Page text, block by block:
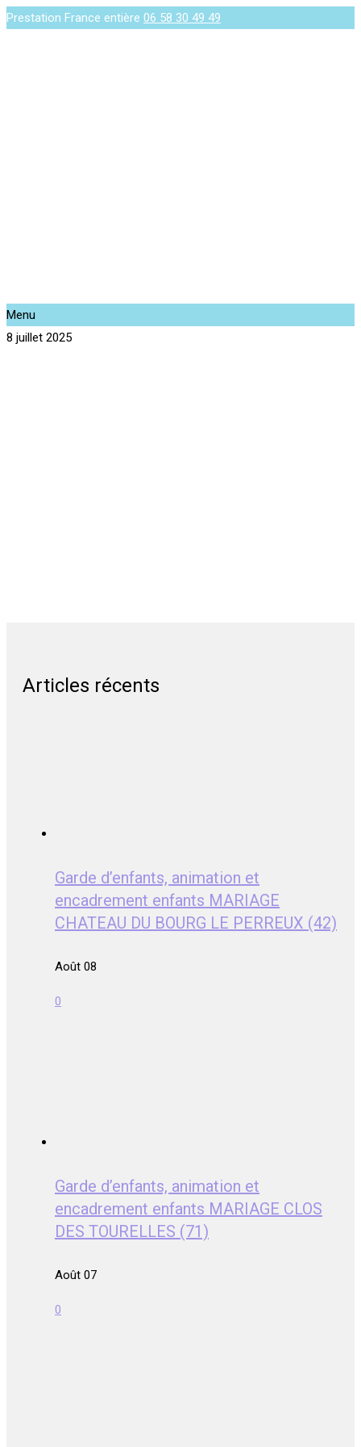
Prestation France entière 06 58 30 49 49
Menu
8 juillet 2025
Articles récents
Garde d’enfants, animation et
encadrement enfants MARIAGE
CHATEAU DU BOURG LE PERREUX (42)
Août 08
0
Garde d’enfants, animation et
encadrement enfants MARIAGE CLOS
DES TOURELLES (71)
Août 07
0